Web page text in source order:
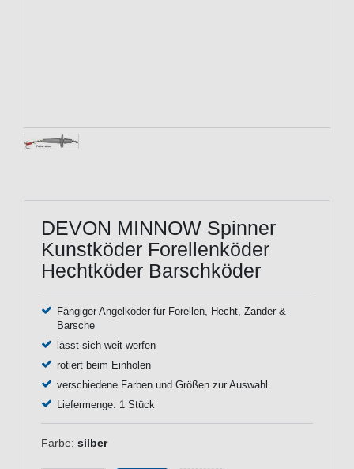
DEVON MINNOW Spinner
Kunstköder Forellenköder
Hechtköder Barschköder
Fängiger Angelköder für Forellen, Hecht, Zander &
Barsche
lässt sich weit werfen
rotiert beim Einholen
verschiedene Farben und Größen zur Auswahl
Liefermenge: 1 Stück
Farbe: silber